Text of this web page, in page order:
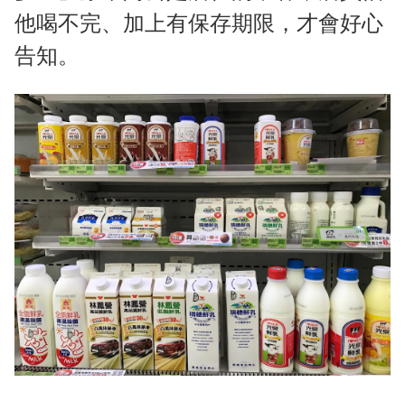
他喝不完、加上有保存期限，才會好心
告知。